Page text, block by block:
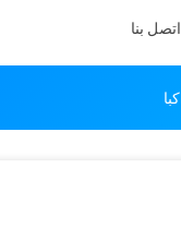
اتصل بنا